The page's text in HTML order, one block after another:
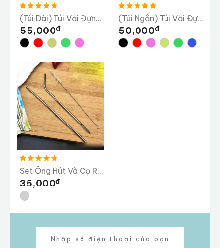
(Túi Dài) Túi Vải Đựng Bình Nước
55,000Đ
(Túi Ngắn) Túi Vải Đựng Bình Nước
50,000Đ
Set Ống Hút Và Cọ Rửa
35,000Đ